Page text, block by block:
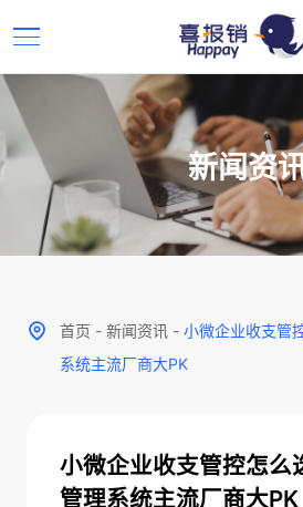
新闻资
首页 - 新闻资讯 - 小微企业收支管
系统主流厂商大PK
小微企业收支管控怎么
管理系统主流厂商大PK